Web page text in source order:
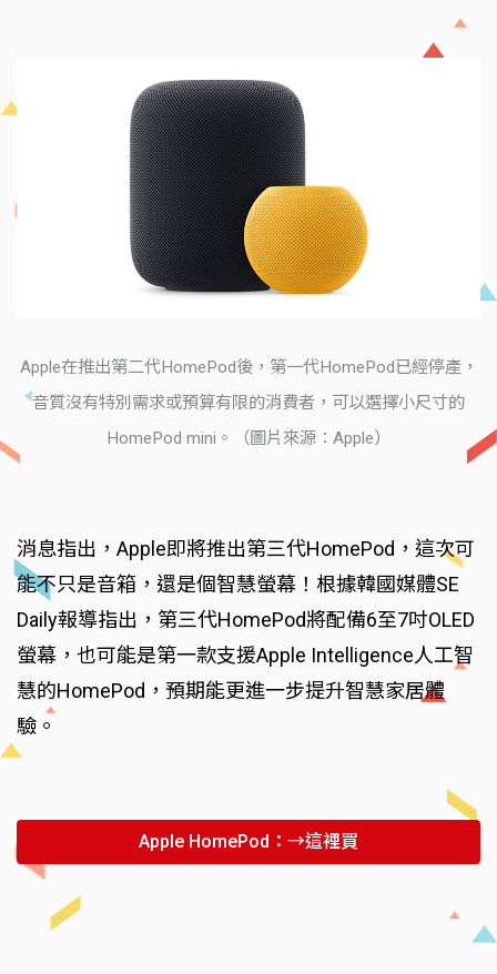
Apple在推出第二代HomePod後，第一代HomePod已經停產，
音質沒有特別需求或預算有限的消費者，可以選擇小尺寸的
HomePod mini。（圖片來源：Apple）
消息指出，Apple即將推出第三代HomePod，這次可
能不只是音箱，還是個智慧螢幕！根據韓國媒體SE
Daily報導指出，第三代HomePod將配備6至7吋OLED
螢幕，也可能是第一款支援Apple Intelligence人工智
慧的HomePod，預期能更進一步提升智慧家居體
驗。
Apple HomePod：→這裡買